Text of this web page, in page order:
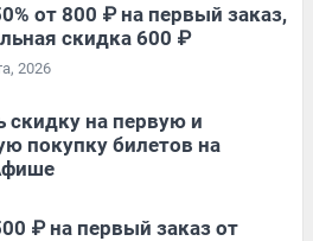
от 800 ₽ на первый заказ,
скидка 600 ₽
2026
скидку на первую и
покупку билетов на
₽ на первый заказ от